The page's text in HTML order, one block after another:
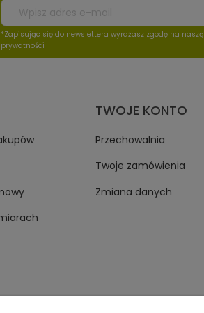
*Zapisując się do newslettera wyrażasz zgodę na naszą
prywatności
TWOJE KONTO
Przechowalnia
Twoje zamówienia
Zmiana danych